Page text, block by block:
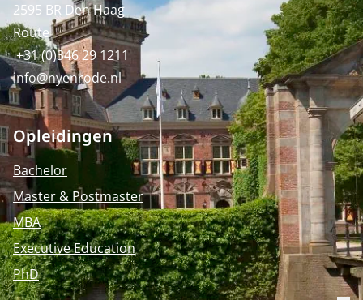
2595 BR Den Haag
Route
+31 (0)346 29 1211
info@nyenrode.nl
Opleidingen
Bachelor
Master & Postmaster
MBA
Executive Education
PhD